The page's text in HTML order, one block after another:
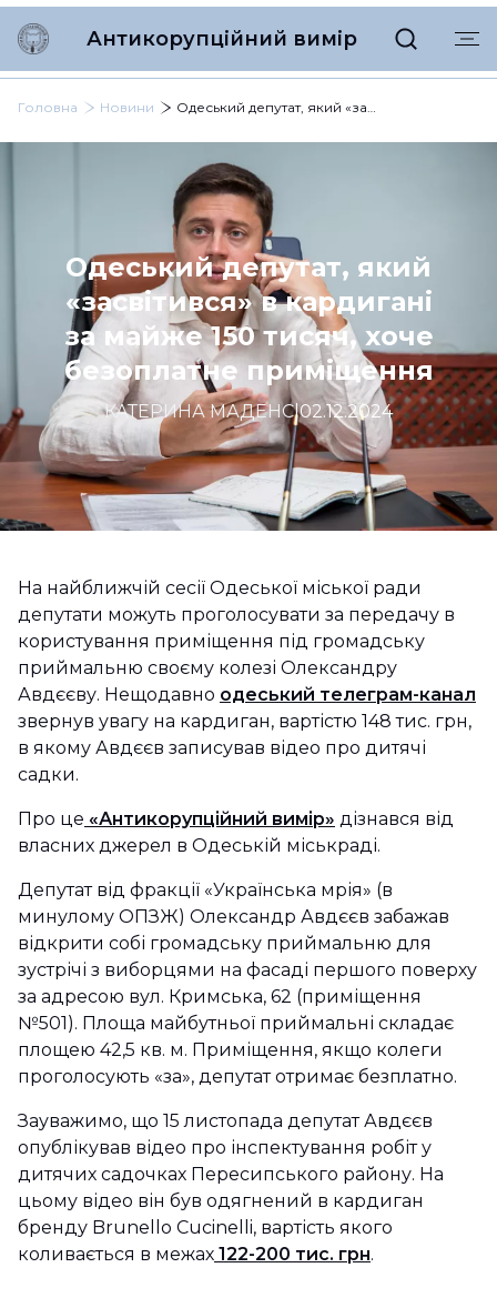
Антикорупційний вимір
Головна Новини Одеський депутат, який «засвітився» в кардигані за майже 150 тисяч, хоче безоплатне приміщення
Одеський депутат, який
«засвітився» в кардигані
за майже 150 тисяч, хоче
безоплатне приміщення
КАТЕРИНА МАДЕНС|02.12.2024
На найближчій сесії Одеської міської ради
депутати можуть проголосувати за передачу в
користування приміщення під громадську
приймальню своєму колезі Олександру
Авдєєву. Нещодавно одеський телеграм-канал
звернув увагу на кардиган, вартістю 148 тис. грн,
в якому Авдєєв записував відео про дитячі
садки.
Про це «Антикорупційний вимір» дізнався від
власних джерел в Одеській міськраді.
Депутат від фракції «Українська мрія» (в
минулому ОПЗЖ) Олександр Авдєєв забажав
відкрити собі громадську приймальню для
зустрічі з виборцями на фасаді першого поверху
за адресою вул. Кримська, 62 (приміщення
№501). Площа майбутньої приймальні складає
площею 42,5 кв. м. Приміщення, якщо колеги
проголосують «за», депутат отримає безплатно.
Зауважимо, що 15 листопада депутат Авдєєв
опублікував відео про інспектування робіт у
дитячих садочках Пересипського району. На
цьому відео він був одягнений в кардиган
бренду Brunello Cucinelli, вартість якого
коливається в межах 122-200 тис. грн.